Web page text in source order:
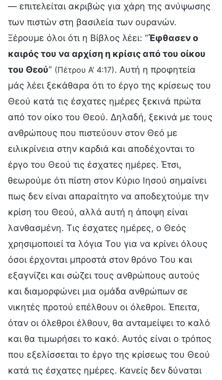
— επιτελείται ακριβώς για χάρη της ανύψωσης
των πιστών στη βασιλεία των ουρανών.
Ξέρουμε όλοι ότι η Βίβλος λέει: “Έφθασεν ο
καιρός του να αρχίση η κρίσις από του οίκου
του Θεού” (Πέτρου Α’ 4:17). Αυτή η προφητεία
μάς λέει ξεκάθαρα ότι το έργο της κρίσεως του
Θεού κατά τις έσχατες ημέρες ξεκινά πρώτα
από τον οίκο του Θεού. Δηλαδή, ξεκινά με τους
ανθρώπους που πιστεύουν στον Θεό με
ειλικρίνεια στην καρδιά και αποδέχονται το
έργο του Θεού τις έσχατες ημέρες. Έτσι,
θεωρούμε ότι πίστη στον Κύριο Ιησού σημαίνει
πως δεν είναι απαραίτητο να αποδεχτούμε την
κρίση του Θεού, αλλά αυτή η άποψη είναι
λανθασμένη. Τις έσχατες ημέρες, ο Θεός
χρησιμοποιεί τα λόγια Του για να κρίνει όλους
όσοι έρχονται μπροστά στον θρόνο Του και
εξαγνίζει και σώζει τους ανθρώπους αυτούς
και διαμορφώνει μια ομάδα ανθρώπων σε
νικητές προτού επέλθουν οι όλεθροι. Έπειτα,
όταν οι όλεθροι έλθουν, θα ανταμείψει το καλό
και θα τιμωρήσει το κακό. Αυτός είναι ο τρόπος
που εξελίσσεται το έργο της κρίσεως του Θεού
κατά τις έσχατες ημέρες. Κανείς δεν δύναται